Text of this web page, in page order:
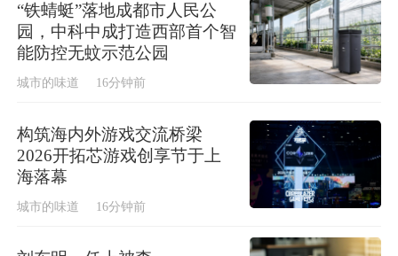
“铁蜻蜓”落地成都市人民公
园，中科中成打造西部首个智
能防控无蚊示范公园
城市的味道 16分钟前
构筑海内外游戏交流桥梁
2026开拓芯游戏创享节于上
海落幕
城市的味道 16分钟前